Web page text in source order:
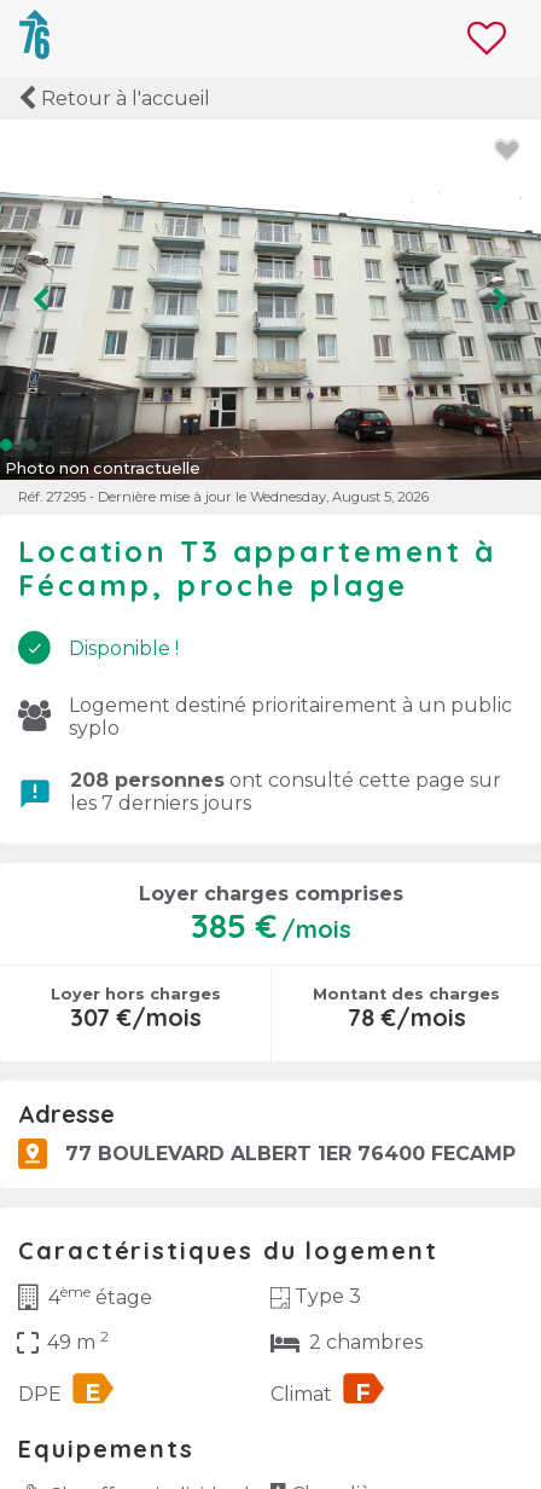
Retour à l'accueil
Photo non contractuelle
Image précédente
Réf. 27295 - Dernière mise à jour le Wednesday, August 5, 2026
Location T3 appartement à
Fécamp, proche plage
Disponible !
Logement destiné prioritairement à un public
syplo
announcement 208 personnes ont consulté cette page sur
les 7 derniers jours
Loyer charges comprises
385 € /mois
Loyer hors charges
307 €/mois
Montant des charges
78 €/mois
Adresse
77 BOULEVARD ALBERT 1ER 76400 FECAMP
Caractéristiques du logement
4ème étage Type 3
crop_free 49 m 2 2 chambres
DPE label Climat label
Equipements